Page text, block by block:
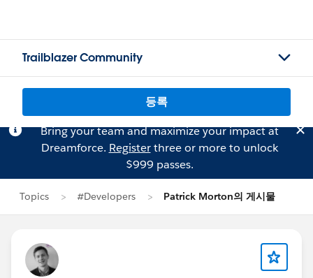
Trailblazer Community
등록
Bring your team and maximize your impact at
Dreamforce. Registerthree or more to unlock
$999 passes.
Topics #Developers Patrick Morton의 게시물